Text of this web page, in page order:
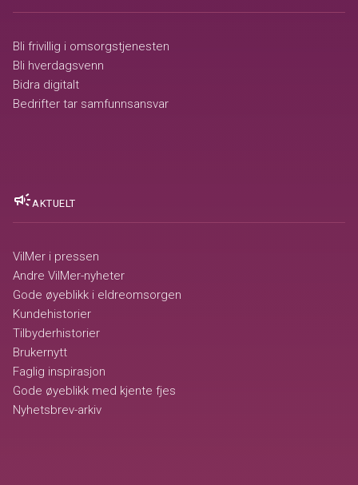
Bli frivillig i omsorgstjenesten
Bli hverdagsvenn
Bidra digitalt
Bedrifter tar samfunnsansvar
campaign AKTUELT
VilMer i pressen
Andre VilMer-nyheter
Gode øyeblikk i eldreomsorgen
Kundehistorier
Tilbyderhistorier
Brukernytt
Faglig inspirasjon
Gode øyeblikk med kjente fjes
Nyhetsbrev-arkiv